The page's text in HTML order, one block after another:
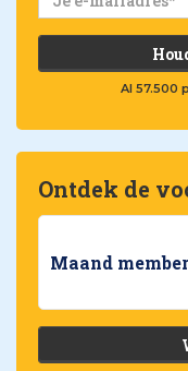
Al 57.500
Ontdek de
Maand